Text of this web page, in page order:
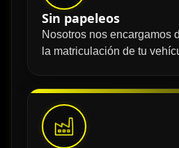
Sin papeleos
Nosotros nos encargamos
la matriculación de tu